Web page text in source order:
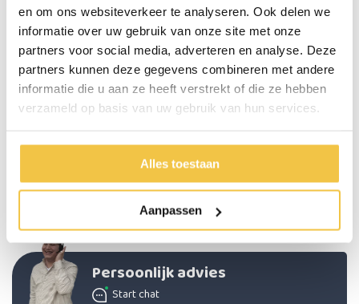
en om ons websiteverkeer te analyseren. Ook delen we
informatie over uw gebruik van onze site met onze
partners voor social media, adverteren en analyse. Deze
partners kunnen deze gegevens combineren met andere
informatie die u aan ze heeft verstrekt of die ze hebben
verzameld op basis van uw gebruik van hun services.
Alles toestaan
Aanpassen
Instelbaar en geschikt voor scootmobielen
De rolstoelgordel is verstelbaar en eenvoudig af te stellen op de
gewenste maat. Deze gordel is niet alleen geschikt voor rolstoelen,
maar past ook op veel scootmobielen.
Belangrijkste eigenschappen:
Materiaal gordel: Nylon met kunststof sluiting
Kliksysteem
Lengte: 114 cm
Persoonlijk advies
Start chat